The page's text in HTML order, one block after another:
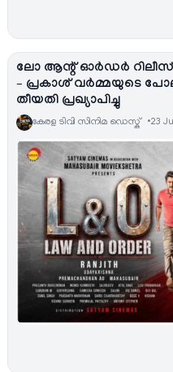
ലോ ആന്റ് ഓര്‍ഡർ റിലീസ്
– പ്രകാശ് വർമ്മയുടെ
തീയതി പ്രഖ്യാപിച്ചു
കേരള ടിവി സിനിമ ഡെസ്ക് 23